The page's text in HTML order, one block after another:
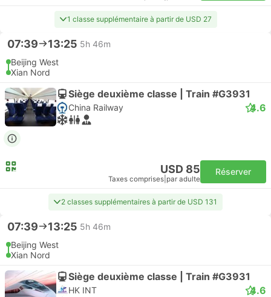
1 classe supplémentaire à partir de USD 27
07:39 13:25 5h 46m
Beijing West
Xian Nord
Siège deuxième classe | Train #G3931
China Railway 4.6
USD 85
Taxes comprises par adulte
Réserver
2 classes supplémentaires à partir de USD 131
07:39 13:25 5h 46m
Beijing West
Xian Nord
Siège deuxième classe | Train #G3931
HK INT 4.6